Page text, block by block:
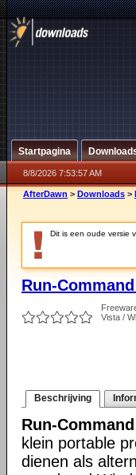
Startpagina
8/8/2026 7:53:57 AM
AfterDawn > Downloads >
Dit is een oude versie
Run-
Vista /
Beschrijving
Run-Command
klein portable
dienen als